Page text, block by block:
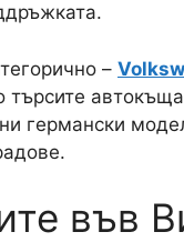
–
търсите
германски
във